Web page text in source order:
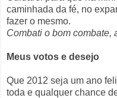
caminhada da fé, no
fazer o mesmo.
Combati o bom combate,
Meus votos e desejo
Que 2012 seja um ano
toda e qualquer chance